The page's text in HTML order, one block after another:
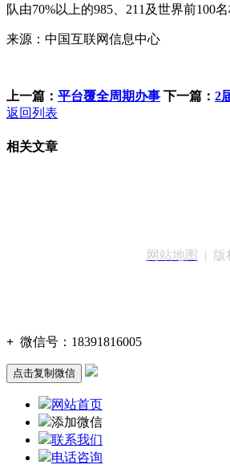
队由70%以上的985、211及世界前100
来源：中国互联网信息中心
上一篇： 平台覆全周期办事 下一篇： 2
返回列表
相关文章
网站地图 | 版
+ 微信号： 18391816005
点击复制微信
网站首页
添加微信
联系我们
电话咨询